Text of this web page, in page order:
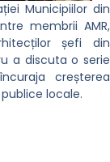
Municipiilor din
membrii AMR,
șefi din
a discuta o serie
creșterea
locale.